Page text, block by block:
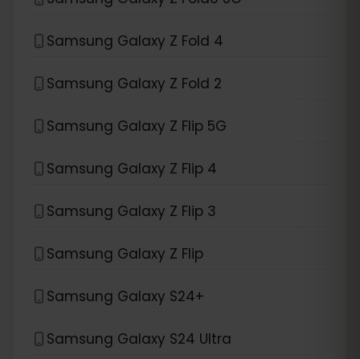
Samsung Galaxy Z Fold 4
Samsung Galaxy Z Fold 2
Samsung Galaxy Z Flip 5G
Samsung Galaxy Z Flip 4
Samsung Galaxy Z Flip 3
Samsung Galaxy Z Flip
Samsung Galaxy S24+
Samsung Galaxy S24 Ultra